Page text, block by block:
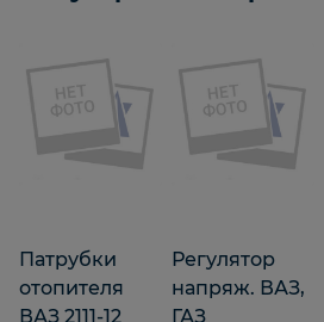
Патрубки
отопителя
ВАЗ 2111-12
Регулятор
напряж. ВАЗ,
ГАЗ